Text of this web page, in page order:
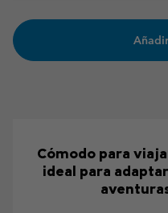
Cómodo para
ideal para